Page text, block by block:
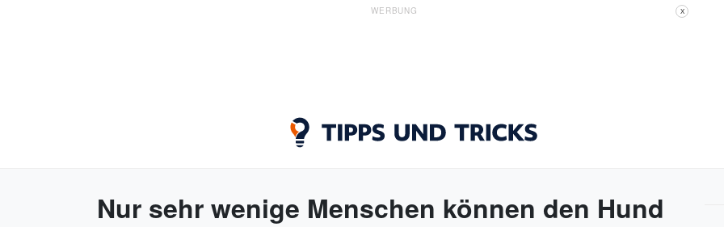
WERBUNG X
Nur sehr wenige Menschen können den Hund